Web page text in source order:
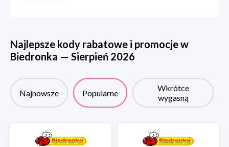
Najlepsze kody rabatowe i promocje w
Biedronka — Sierpień 2026
Najnowsze Popularne
Wkrótce
wygasną